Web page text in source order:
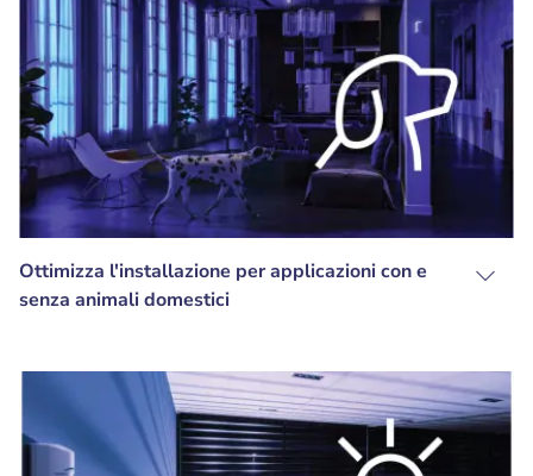
Ottimizza l'installazione per applicazioni con e
senza animali domestici